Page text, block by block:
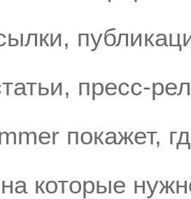
пресс-
покажет,
которые